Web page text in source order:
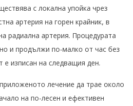
с локална упойка чрез
артерия на горен крайник, в
радиална артерия. Процедурата
и продължи по-малко от час без
изписан на следващия ден.
лечение да трае около
на по-лесен и ефективен